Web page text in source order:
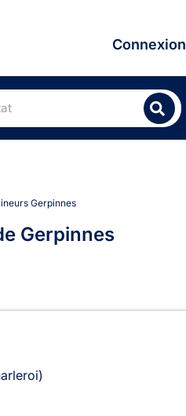
Connexion
Gerpinnes
Gerpinnes
Gerpinnes